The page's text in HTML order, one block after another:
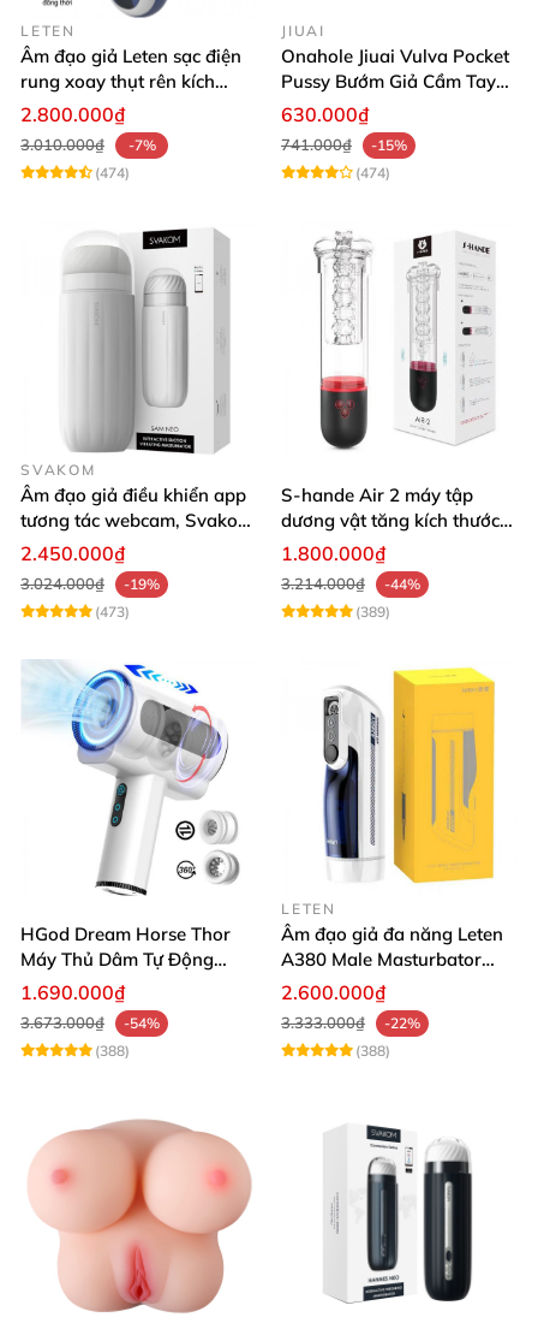
LETEN
Âm đạo giả Leten sạc điện
rung xoay thụt rên kích
thích phê
2.800.000₫
3.010.000₫
-7%
(474)
JIUAI
Onahole Jiuai Vulva Pocket
Pussy Bướm Giả Cầm Tay
Thiết Kế Mô Phỏng Chân
630.000₫
741.000₫
-15%
(474)
SVAKOM
Âm đạo giả điều khiển app
tương tác webcam, Svakom
Sam Neo
2.450.000₫
3.024.000₫
-19%
(473)
S-hande Air 2 máy tập
dương vật tăng kích thước
tự động cao cấp
1.800.000₫
3.214.000₫
-44%
(389)
HGod Dream Horse Thor
Máy Thủ Dâm Tự Động
Rung Thụt Xoay 360 Độ
1.690.000₫
3.673.000₫
-54%
(388)
LETEN
Âm đạo giả đa năng Leten
A380 Male Masturbator
Version 4
2.600.000₫
3.333.000₫
-22%
(388)